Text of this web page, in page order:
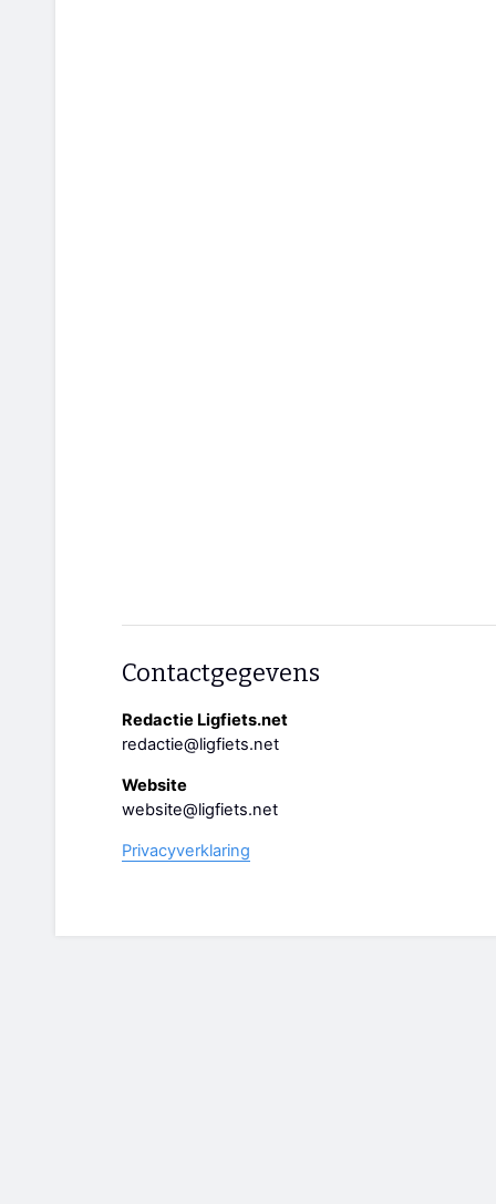
Contactgegevens
Redactie Ligfiets.net
redactie@ligfiets.net
Website
website@ligfiets.net
Privacyverklaring